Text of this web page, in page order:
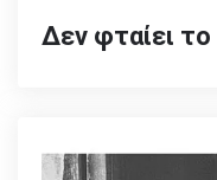
Δεν φταίει το